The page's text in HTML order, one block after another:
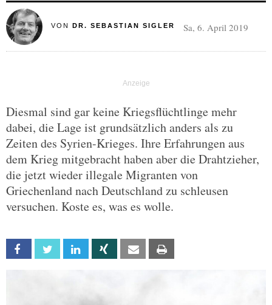
VON DR. SEBASTIAN SIGLER Sa, 6. April 2019
Diesmal sind gar keine Kriegsflüchtlinge mehr
dabei, die Lage ist grundsätzlich anders als zu
Zeiten des Syrien-Krieges. Ihre Erfahrungen aus
dem Krieg mitgebracht haben aber die Drahtzieher,
die jetzt wieder illegale Migranten von
Griechenland nach Deutschland zu schleusen
versuchen. Koste es, was es wolle.
Facebook Twitter Linkedin Xing Email